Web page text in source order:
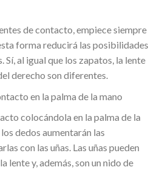
de contacto, empiece siempre
forma reducirá las posibilidades
Sí, al igual que los zapatos, la lente
derecho son diferentes.
en la palma de la mano
colocándola en la palma de la
dedos aumentarán las
con las uñas. Las uñas pueden
lente y, además, son un nido de